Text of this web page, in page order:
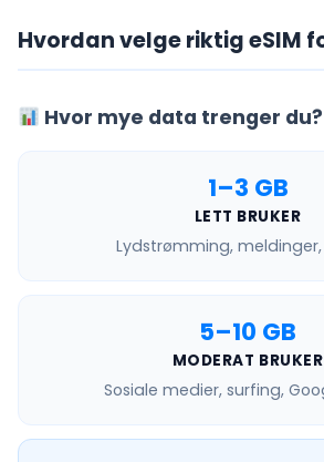
Hvordan velge riktig eSIM
Hvor mye data trenger du?
1–3 GB
LETT BRUKER
Lydstrømming,
5–10 GB
MODERAT BRUKER
Sosiale medier, surfing,